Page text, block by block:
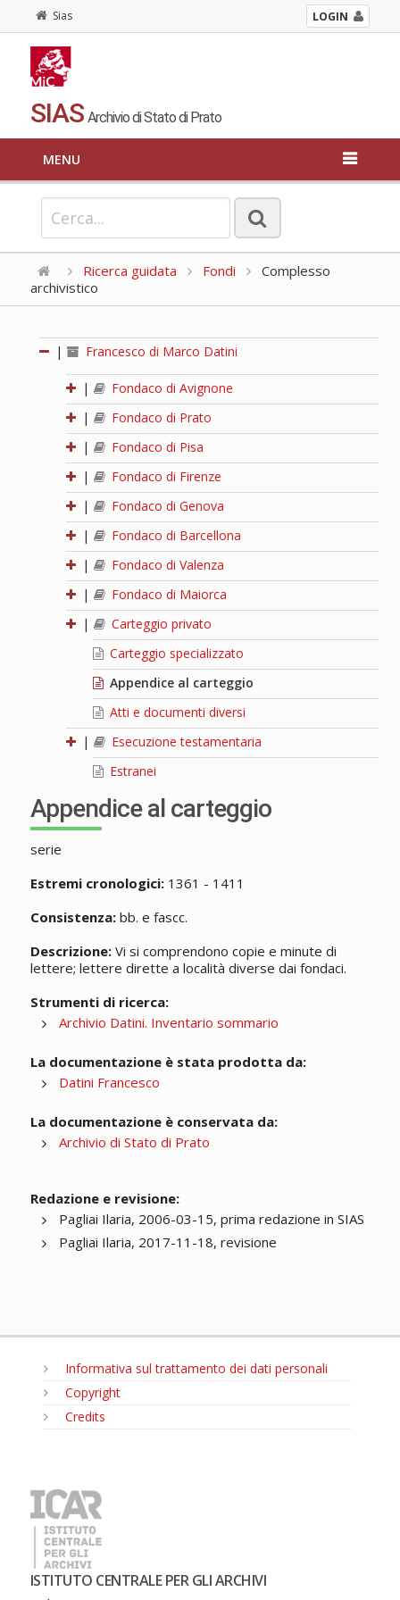
Sias LOGIN
SIAS Archivio di Stato di Prato
MENU
Ricerca guidata Fondi
Complesso
archivistico
| Francesco di Marco Datini
|
Fondaco di Avignone
|
Fondaco di Prato
|
Fondaco di Pisa
|
Fondaco di Firenze
|
Fondaco di Genova
|
Fondaco di Barcellona
|
Fondaco di Valenza
|
Fondaco di Maiorca
|
Carteggio privato
Carteggio specializzato
Appendice al carteggio
Atti e documenti diversi
|
Esecuzione testamentaria
Estranei
Appendice al carteggio
serie
Estremi cronologici:1361 - 1411
Consistenza:bb. e fascc.
Descrizione:Vi si comprendono copie e minute di
lettere; lettere dirette a località diverse dai fondaci.
Strumenti di ricerca:
Archivio Datini. Inventario sommario
La documentazione è stata prodotta da:
Datini Francesco
La documentazione è conservata da:
Archivio di Stato di Prato
Redazione e revisione:
Pagliai Ilaria, 2006-03-15, prima redazione in SIAS
Pagliai Ilaria, 2017-11-18, revisione
Informativa sul trattamento dei dati personali
Copyright
Credits
ISTITUTO CENTRALE PER GLI ARCHIVI